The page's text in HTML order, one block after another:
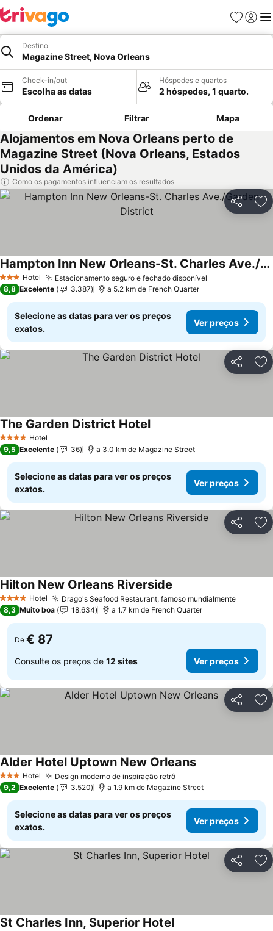
Favoritos
Iniciar
Destino
Magazine Street, Nova Orleans
Check-in/out
Escolha as datas
Hóspedes e quartos
2 hóspedes, 1 quarto.
Ordenar Filtrar Mapa
Alojamentos em Nova Orleans perto de
Magazine Street (Nova Orleans, Estados
Unidos da América)
Como os pagamentos influenciam os resultados
Partilhar
3 EstrelasHotel Estacionamento seguro e fechado disponível
Hampton Inn New Orleans-St. Charles Ave./Garden District
8,8 Excelente 3.387 a 5.2 km de French Quarter
Selecione as datas para ver os preços
exatos.
Ver preços
Partilhar
4 EstrelasHotel
The Garden District Hotel
9,5 Excelente 36 a 3.0 km de Magazine Street
Selecione as datas para ver os preços
exatos.
Ver preços
Partilhar
4 EstrelasHotel Drago's Seafood Restaurant, famoso mundialmente
Hilton New Orleans Riverside
8,3 Muito boa 18.634 a 1.7 km de French Quarter
De € 87
Consulte os preços de 12 sites Ver preços
Partilhar
3 EstrelasHotel Design moderno de inspiração retrô
Alder Hotel Uptown New Orleans
9,2 Excelente 3.520 a 1.9 km de Magazine Street
Selecione as datas para ver os preços
exatos.
Ver preços
Partilhar
St Charles Inn, Superior Hotel